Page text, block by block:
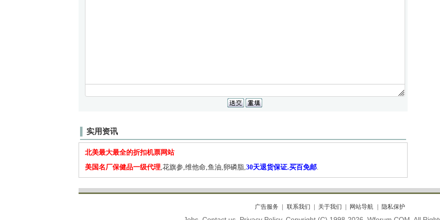
实用资讯
北美最大最全的折扣机票网站
美国名厂保健品一级代理,花旗参,维他命,鱼油,卵磷脂,30天退货保证.买百免邮.
广告服务 联系我们 关于我们 网站导航 隐私保护